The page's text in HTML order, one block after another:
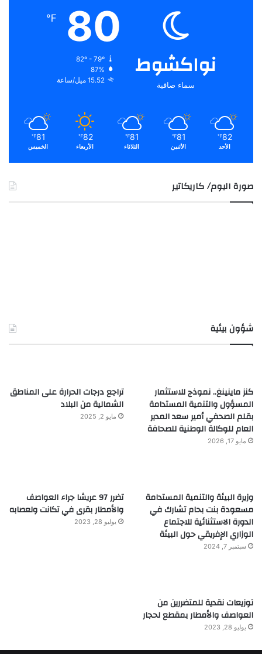
نواكشوط
سماء صافية
80
℉
82º - 79º
87%
15.52 ميل/ساعة
82
℉
الأحد
81
℉
الأثنين
81
℉
الثلاثاء
82
℉
الأربعاء
81
℉
الخميس
صورة اليوم/ كاريكاتير
شؤون بيئية
كنز ماينينغ.. نموذج للاستثمار
المسؤول والتنمية المستدامة
بقلم الصحفي أمير سعد المدير
العام للوكالة الوطنية للصحافة
مايو 17, 2026
تراجع درجات الحرارة على المناطق
الشمالية من البلاد
مايو 2, 2025
وزيرة البيئة والتنمية المستدامة
مسعودة بنت بحام تشارك في
الدورة الاستثنائية للاجتماع
الوزاري الإفريقي حول البيئة
سبتمبر 7, 2024
تضرر 97 عريشا جراء العواصف
والأمطار بقرى في تكانت ولعصابه
يوليو 28, 2023
توزيعات نقدية للمتضررين من
العواصف والأمطار بمقطع لحجار
يوليو 28, 2023